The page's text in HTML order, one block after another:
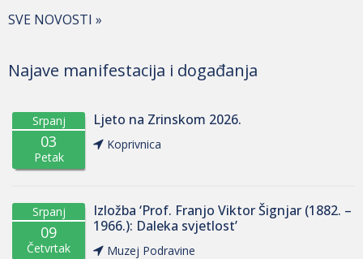
SVE NOVOSTI »
Najave manifestacija i događanja
Srpanj
03
Petak
Ljeto na Zrinskom 2026.
Koprivnica
Srpanj
09
Četvrtak
Izložba ‘Prof. Franjo Viktor Šignjar (1882. –
1966.): Daleka svjetlost’
Muzej Podravine